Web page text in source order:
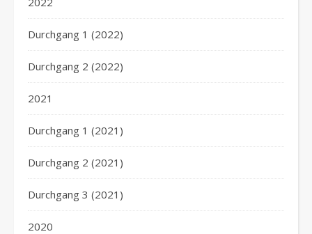
Durchgang 1 (2022)
Durchgang 2 (2022)
2021
Durchgang 1 (2021)
Durchgang 2 (2021)
Durchgang 3 (2021)
2020